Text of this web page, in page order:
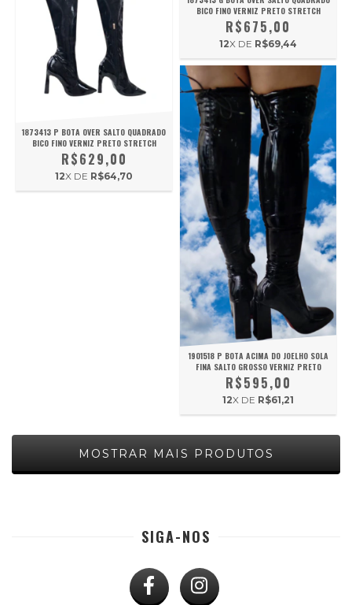
BICO FINO VERNIZ PRETO STRETCH
R$675,00
12X DE R$69,44
1873413 P BOTA OVER SALTO QUADRADO
BICO FINO VERNIZ PRETO STRETCH
R$629,00
12X DE R$64,70
1901518 P BOTA ACIMA DO JOELHO SOLA
FINA SALTO GROSSO VERNIZ PRETO
R$595,00
12X DE R$61,21
MOSTRAR MAIS PRODUTOS
SIGA-NOS